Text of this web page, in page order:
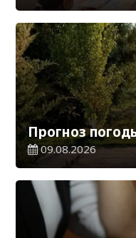
Прогноз
09.08.2026